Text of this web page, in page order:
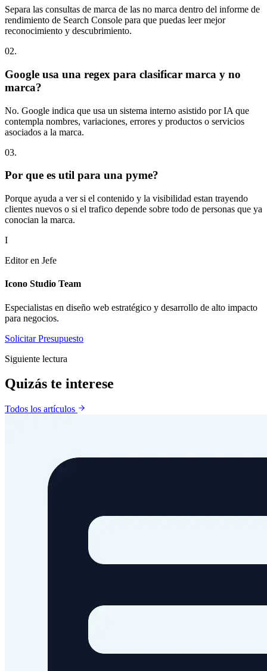
Separa las consultas de marca de las no marca dentro del informe de
rendimiento de Search Console para que puedas leer mejor
reconocimiento y descubrimiento.
02.
Google usa una regex para clasificar marca y no
marca?
No. Google indica que usa un sistema interno asistido por IA que
contempla nombres, variaciones, errores y productos o servicios
asociados a la marca.
03.
Por que es util para una pyme?
Porque ayuda a ver si el contenido y la visibilidad estan trayendo
clientes nuevos o si el trafico depende sobre todo de personas que ya
conocian la marca.
I
Editor en Jefe
Icono Studio Team
Especialistas en diseño web estratégico y desarrollo de alto impacto
para negocios.
Solicitar Presupuesto
Siguiente lectura
Quizás te interese
Todos los artículos